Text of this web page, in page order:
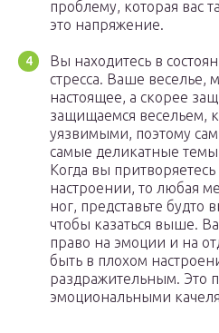
проблему, которая вас
это напряжение.
Вы находитесь в
стресса. Ваше веселье,
настоящее, а скорее
защищаемся весельем,
уязвимыми, поэтому
самые деликатные темы
Когда вы
настроении, то любая
ног, представьте будто
чтобы казаться выше.
право на эмоции и на
быть в плохом
раздражительным. Это
эмоциональными